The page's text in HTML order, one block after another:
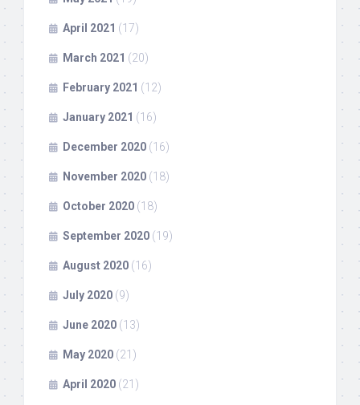
April 2021 (17)
March 2021 (20)
February 2021 (12)
January 2021 (16)
December 2020 (16)
November 2020 (18)
October 2020 (18)
September 2020 (19)
August 2020 (16)
July 2020 (9)
June 2020 (13)
May 2020 (21)
April 2020 (21)